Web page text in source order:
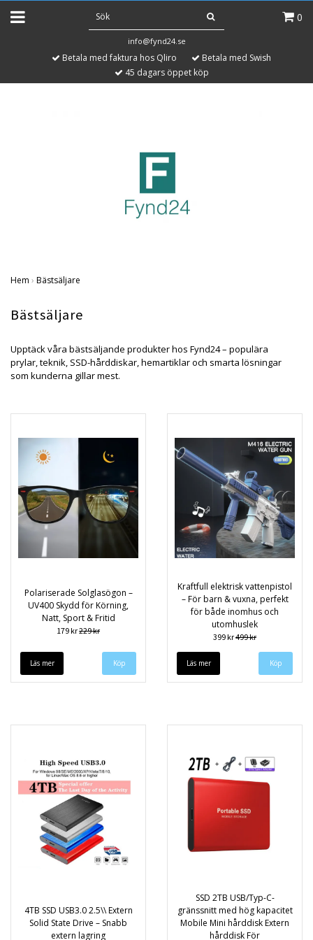
0
info@fynd24.se
Betala med faktura hos Qliro
Betala med Swish
45 dagars öppet köp
Hem › Bästsäljare
Bästsäljare
Upptäck våra bästsäljande produkter hos Fynd24 – populära
prylar, teknik, SSD-hårddiskar, hemartiklar och smarta lösningar
som kunderna gillar mest.
Polariserade Solglasögon –
UV400 Skydd för Körning,
Natt, Sport & Fritid
179 kr229 kr
Läs mer Köp
Kraftfull elektrisk vattenpistol
– För barn & vuxna, perfekt
för både inomhus och
utomhuslek
399 kr499 kr
Läs mer Köp
4TB SSD USB3.0 2.5\\ Extern
Solid State Drive – Snabb
extern lagring
SSD 2TB USB/Typ-C-
gränssnitt med hög kapacitet
Mobile Mini hårddisk Extern
hårddisk För